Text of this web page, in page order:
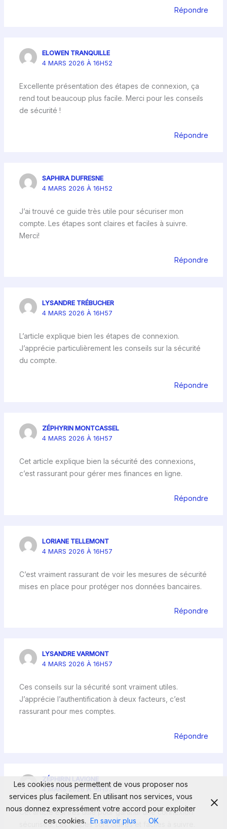
Répondre
ELOWEN TRANQUILLE
4 MARS 2026 À 16H52
Excellente présentation des étapes de connexion, ça
rend tout beaucoup plus facile. Merci pour les conseils
de sécurité !
Répondre
SAPHIRA DUFRESNE
4 MARS 2026 À 16H52
J’ai trouvé ce guide très utile pour sécuriser mon
compte. Les étapes sont claires et faciles à suivre.
Merci!
Répondre
LYSANDRE TRÉBUCHER
4 MARS 2026 À 16H57
L’article explique bien les étapes de connexion.
J’apprécie particulièrement les conseils sur la sécurité
du compte.
Répondre
ZÉPHYRIN MONTCASSEL
4 MARS 2026 À 16H57
Cet article explique bien la sécurité des connexions,
c’est rassurant pour gérer mes finances en ligne.
Répondre
LORIANE TELLEMONT
4 MARS 2026 À 16H57
C’est vraiment rassurant de voir les mesures de sécurité
mises en place pour protéger nos données bancaires.
Répondre
LYSANDRE VARMONT
4 MARS 2026 À 16H57
Ces conseils sur la sécurité sont vraiment utiles.
J’apprécie l’authentification à deux facteurs, c’est
rassurant pour mes comptes.
Répondre
ZÉPHIRIN LAVIGNE
4 MARS 2026 À 16H57
Cet article est très utile pour garantir une connexion
sécurisée. Les étapes sont claires et faciles à suivre.
Les cookies nous permettent de vous proposer nos
services plus facilement. En utilisant nos services, vous
nous donnez expressément votre accord pour exploiter
ces cookies. En savoir plus OK